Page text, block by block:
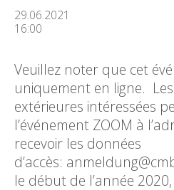
29.06.2021
16:00
Veuillez noter que cet
uniquement en ligne.
extérieures intéressées
l’événement ZOOM à
recevoir les données
d’accès:
le début de l’année